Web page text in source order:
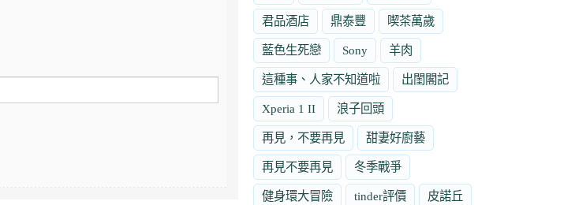
君品酒店 鼎泰豐 喫茶萬歲
藍色生死戀 Sony 羊肉
這種事、人家不知道啦 出閨閣記
Xperia 1 II 浪子回頭
再見，不要再見 甜妻好廚藝
再見不要再見 冬季戰爭
健身環大冒險 tinder評價 皮諾丘